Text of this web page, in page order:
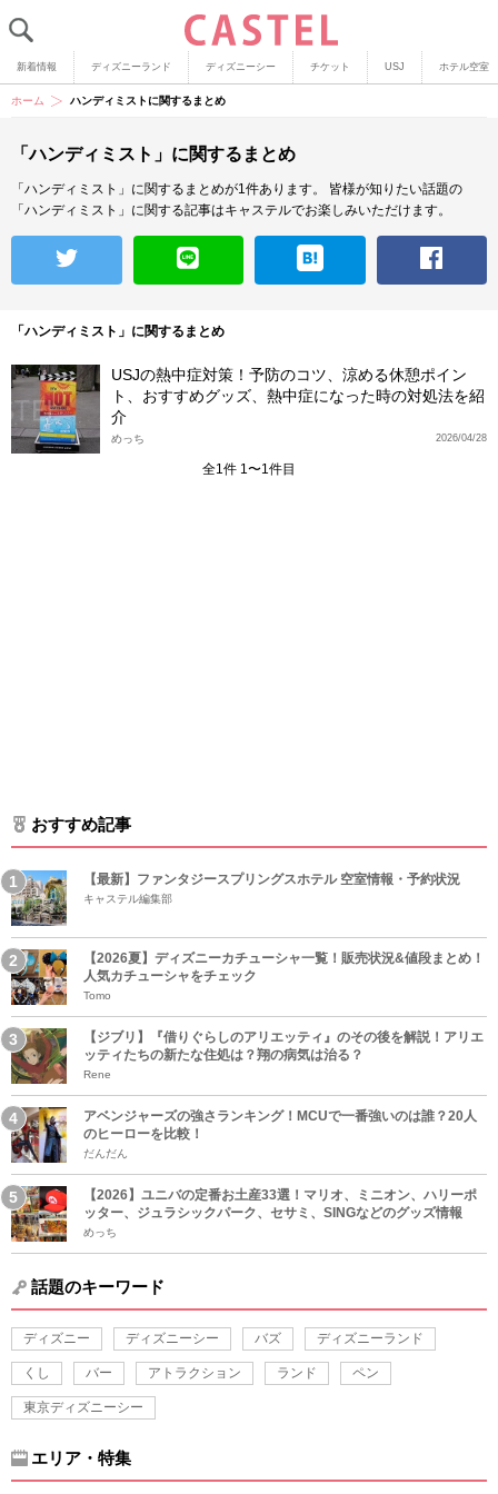
新着情報 ディズニーランド ディズニーシー チケット USJ ホテル空室
ホーム ハンディミストに関するまとめ
「ハンディミスト」に関するまとめ
「ハンディミスト」に関するまとめが1件あります。
皆様が知りたい話題の
「ハンディミスト」に関する記事はキャステルでお楽しみいただけます。
「ハンディミスト」に関するまとめ
USJの熱中症対策！予防のコツ、涼める休憩ポイン
ト、おすすめグッズ、熱中症になった時の対処法を紹
介
2026/04/28
めっち
全1件 1〜1件目
おすすめ記事
【最新】ファンタジースプリングスホテル 空室情報・予約状況
キャステル編集部
【2026夏】ディズニーカチューシャ一覧！販売状況&値段まとめ！
人気カチューシャをチェック
Tomo
【ジブリ】『借りぐらしのアリエッティ』のその後を解説！アリエ
ッティたちの新たな住処は？翔の病気は治る？
Rene
アベンジャーズの強さランキング！MCUで一番強いのは誰？20人
のヒーローを比較！
だんだん
【2026】ユニバの定番お土産33選！マリオ、ミニオン、ハリーポ
ッター、ジュラシックパーク、セサミ、SINGなどのグッズ情報
めっち
話題のキーワード
ディズニー ディズニーシー バズ ディズニーランド
くし バー アトラクション ランド ペン
東京ディズニーシー
エリア・特集